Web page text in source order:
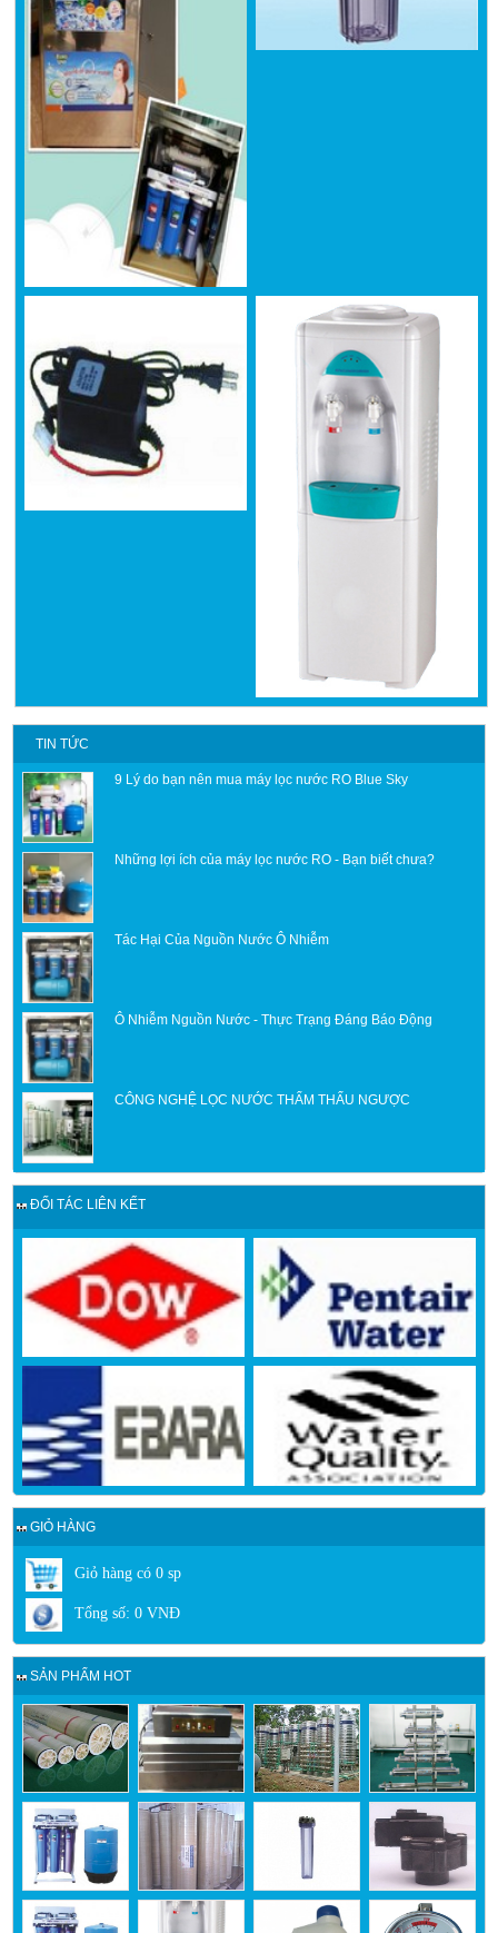
TIN TỨC
9 Lý do bạn nên mua máy lọc nước RO Blue Sky
Những lợi ích của máy lọc nước RO - Bạn biết chưa?
Tác Hại Của Nguồn Nước Ô Nhiễm
Ô Nhiễm Nguồn Nước - Thực Trạng Đáng Báo Động
CÔNG NGHỆ LỌC NƯỚC THẨM THẤU NGƯỢC
ĐỐI TÁC LIÊN KẾT
GIỎ HÀNG
Giỏ hàng có 0 sp
Tổng số: 0 VNĐ
SẢN PHẨM HOT